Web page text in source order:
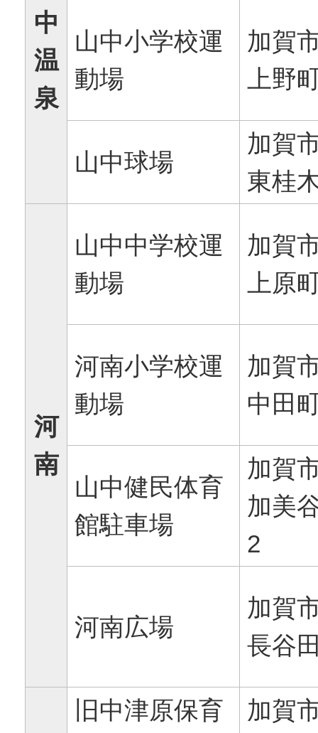
中
温
泉
山中小学校運
動場
加賀
上野
山中球場
加賀
東桂
河
南
山中中学校運
動場
加賀
上原
河南小学校運
動場
加賀
中田
山中健民体育
館駐車場
加賀
加美
2
河南広場
加賀
長谷
旧中津原保育
加賀